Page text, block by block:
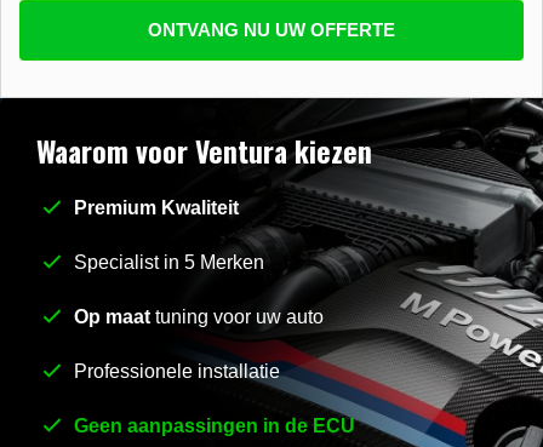
Stel uw vraag*
ONTVANG NU UW OFFERTE
Waarom voor Ventura kiezen
Premium Kwaliteit
Specialist in 5 Merken
Op maat tuning voor uw auto
Professionele installatie
Geen aanpassingen in de ECU